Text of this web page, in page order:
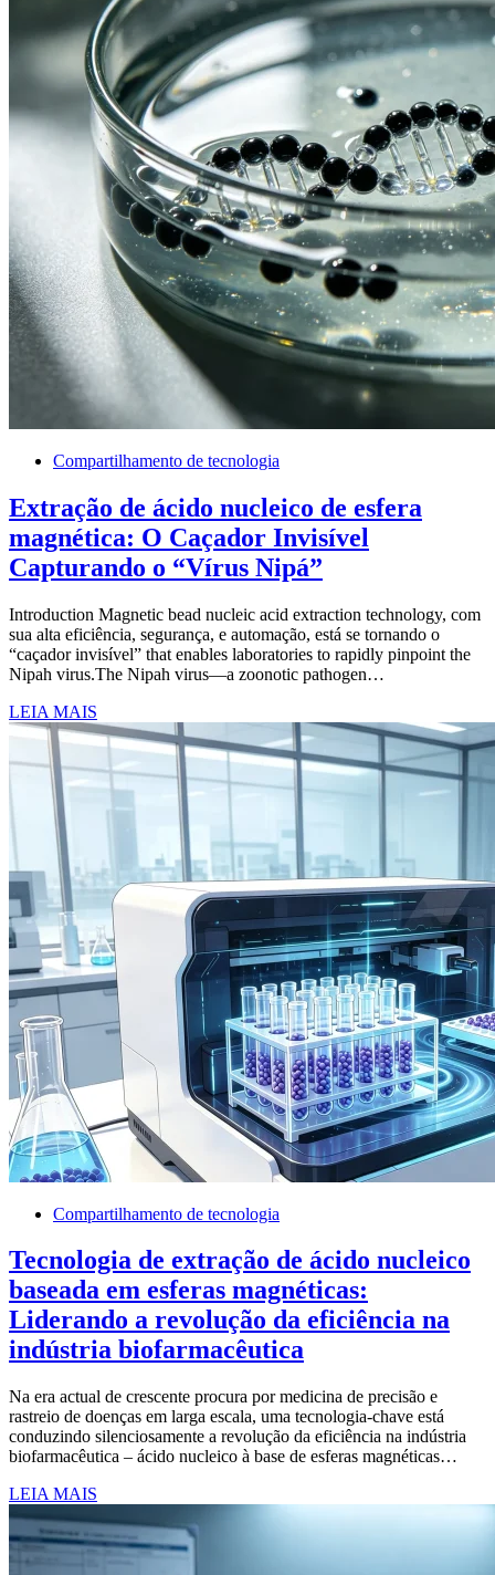
Compartilhamento de tecnologia
Extração de ácido nucleico de esfera
magnética: O Caçador Invisível
Capturando o “Vírus Nipá”
Introduction Magnetic bead nucleic acid extraction technology, com
sua alta eficiência, segurança, e automação, está se tornando o
“caçador invisível” that enables laboratories to rapidly pinpoint the
Nipah virus.The Nipah virus—a zoonotic pathogen…
LEIA MAIS
Compartilhamento de tecnologia
Tecnologia de extração de ácido nucleico
baseada em esferas magnéticas:
Liderando a revolução da eficiência na
indústria biofarmacêutica
Na era actual de crescente procura por medicina de precisão e
rastreio de doenças em larga escala, uma tecnologia-chave está
conduzindo silenciosamente a revolução da eficiência na indústria
biofarmacêutica – ácido nucleico à base de esferas magnéticas…
LEIA MAIS